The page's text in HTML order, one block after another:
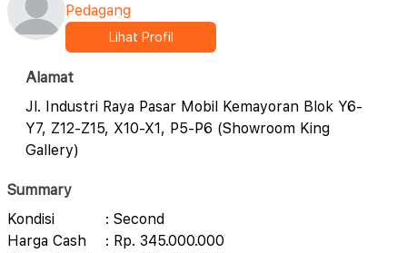
Pedagang
Lihat Profil
Alamat
Jl. Industri Raya Pasar Mobil Kemayoran Blok Y6-
Y7, Z12-Z15, X10-X1, P5-P6 (Showroom King
Gallery)
Summary
Kondisi
: Second
Harga Cash
: Rp. 345.000.000